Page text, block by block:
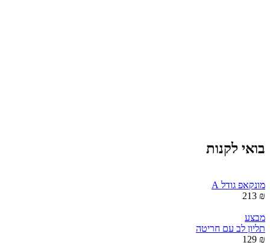
בואי לקנות
מונקאפ גודל A
₪ 213
מבצע
תליון לב עם חריטה
₪ 129